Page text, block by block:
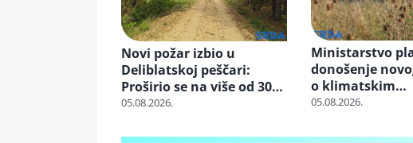
Novi požar izbio u
Deliblatskoj peščari:
Proširio se na više od 300
hektara
05.08.2026.
Ministarstvo
donošenje
o klimatskim
promenama
05.08.2026.